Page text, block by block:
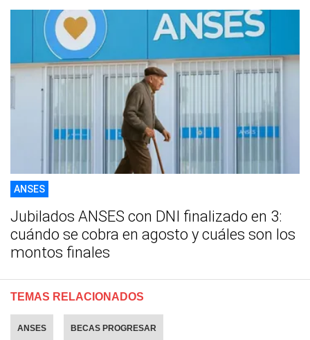
ANSES
Jubilados ANSES con DNI finalizado en 3:
cuándo se cobra en agosto y cuáles son los
montos finales
TEMAS RELACIONADOS
ANSES BECAS PROGRESAR